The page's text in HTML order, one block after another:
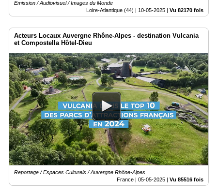
Emission / Audiovisuel / Images du Monde
Loire-Atlantique (44) | 10-05-2025 Vu 82170 fois
Acteurs Locaux Auvergne Rhône-Alpes - destination Vulcania
et Compostella Hôtel-Dieu
Reportage / Espaces Culturels / Auvergne Rhône-Alpes
France | 05-05-2025 | Vu 85516 fois